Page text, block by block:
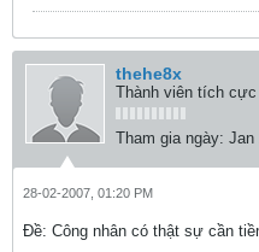
thehe8x
Thành viên tích cực
Tham gia ngày: Jan
28-02-2007, 01:20 PM
Ðề: Công nhân có thật sự cần